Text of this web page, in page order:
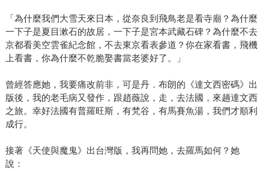
「為什麼我們大雪天來日本，從奈良到飛鳥老是看寺廟？為什麼
一下子是夏目漱石的故居，一下子是宮本武藏石碑？為什麼不去
京都看美空雲雀紀念館，不去東京看表參道？你在家看書，飛機
上看書，你為什麼不乾脆娶書當老婆好了。」
曾經答應她，我要痛改前非，可是丹．布朗的《達文西密碼》出
版後，我的老毛病又發作，跟趙薇說，走，去法國，來趟達文西
之旅。幸好法國有普羅旺斯，有梵谷，有馬賽魚湯，我們才順利
成行。
接著《天使與魔鬼》出台灣版，我再問她，去羅馬如何？她
說：